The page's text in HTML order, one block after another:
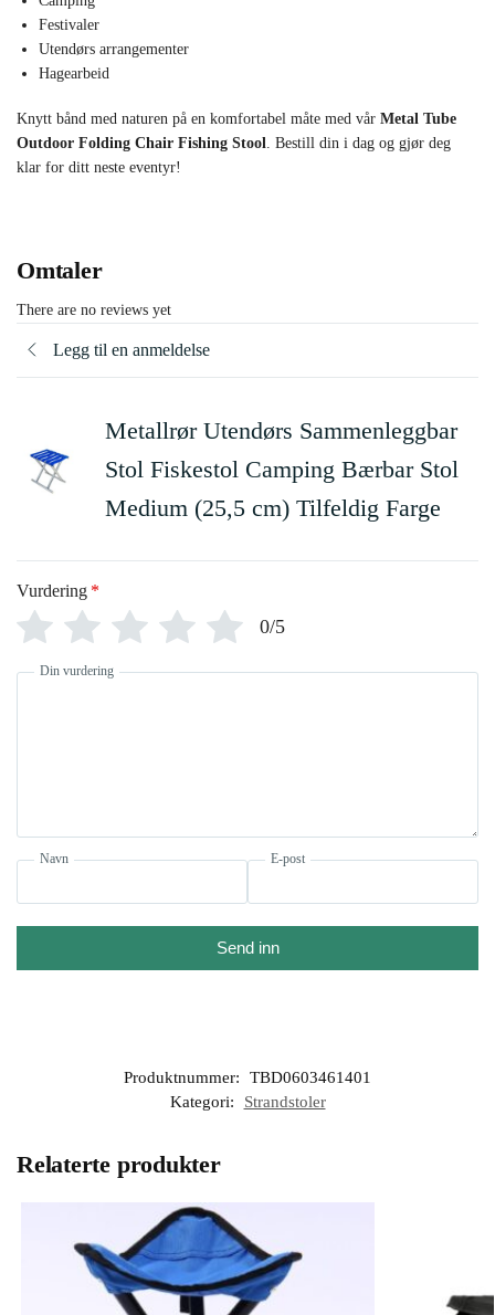
Festivaler
Utendørs arrangementer
Hagearbeid
Knytt bånd med naturen på en komfortabel måte med vår Metal Tube
Outdoor Folding Chair Fishing Stool. Bestill din i dag og gjør deg
klar for ditt neste eventyr!
Omtaler
There are no reviews yet
Legg til en anmeldelse
Metallrør Utendørs Sammenleggbar
Stol Fiskestol Camping Bærbar Stol
Medium (25,5 cm) Tilfeldig Farge
Vurdering *
0/5
Din vurdering
Navn E-post
Send inn
Produktnummer:
TBD0603461401
Kategori:
Strandstoler
Relaterte produkter